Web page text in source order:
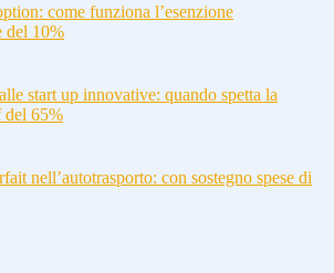
come funziona l’esenzione
del 10%
start up innovative: quando spetta la
del 65%
nell’autotrasporto: con sostegno spese di